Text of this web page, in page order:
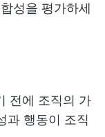
성을 평가하세
전에 조직의 가
과 행동이 조직